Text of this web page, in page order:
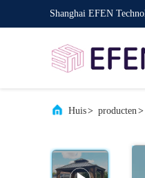
Shanghai EFEN
Huis> producten>